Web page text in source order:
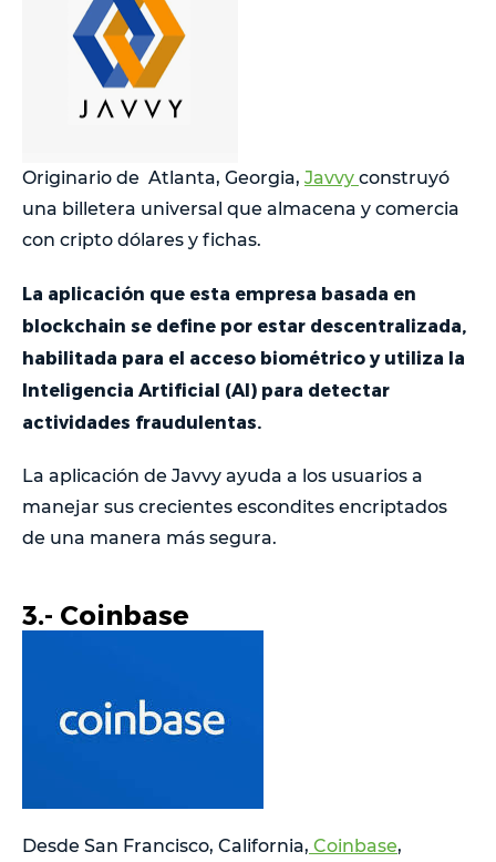
Originario de Atlanta, Georgia, Javvy construyó
una billetera universal que almacena y comercia
con cripto dólares y fichas.
La aplicación que esta empresa basada en
blockchain se define por estar descentralizada,
habilitada para el acceso biométrico y utiliza la
Inteligencia Artificial (AI) para detectar
actividades fraudulentas.
La aplicación de Javvy ayuda a los usuarios a
manejar sus crecientes escondites encriptados
de una manera más segura.
3.- Coinbase
Desde San Francisco, California, Coinbase,